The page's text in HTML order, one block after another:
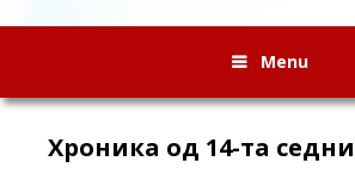
Menu
Хроника од 14-та